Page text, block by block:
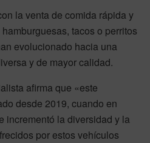
la venta de comida rápida y
tacos o perritos
evolucionado hacia una
y de mayor calidad.
afirma que «este
desde 2019, cuando en
incrementó la diversidad y la
por estos vehículos